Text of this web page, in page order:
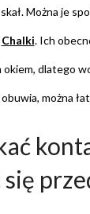
Można je
Chalki. Ich
okiem, dlatego
można